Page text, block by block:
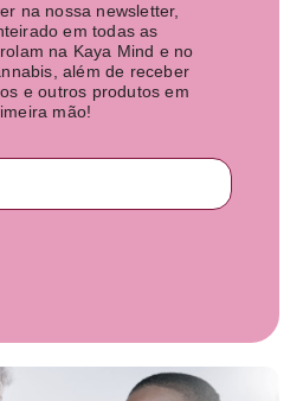
na nossa newsletter,
em todas as
na Kaya Mind e no
além de receber
e outros produtos em
mão!